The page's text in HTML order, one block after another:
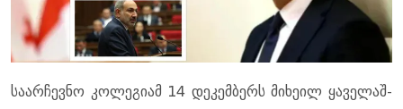
სა­არ­ჩევ­ნო კო­ლე­გი­ამ 14 დე­კემ­ბერს მი­ხე­ილ ყა­ვე­ლაშ­